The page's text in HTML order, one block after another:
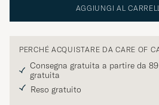
AGGIUNGI AL
PERCHÉ ACQUISTARE DA CARE OF
Consegna gratuita a partire da
gratuita
Reso gratuito